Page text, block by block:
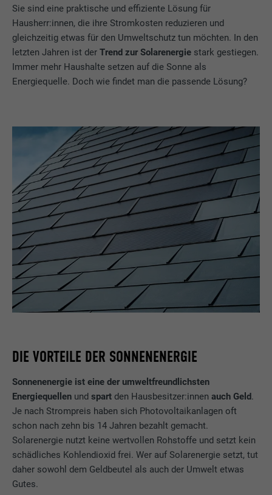
Sie sind eine praktische und effiziente Lösung für
Hausherr:innen, die ihre Stromkosten reduzieren und
gleichzeitig etwas für den Umweltschutz tun möchten. In den
letzten Jahren ist der Trend zur Solarenergie stark gestiegen.
Immer mehr Haushalte setzen auf die Sonne als
Energiequelle. Doch wie findet man die passende Lösung?
DIE VORTEILE DER SONNENENERGIE
Sonnenenergie ist eine der umweltfreundlichsten
Energiequellen undspart den Hausbesitzer:innenauch Geld.
Je nach Strompreis haben sich Photovoltaikanlagen oft
schon nach zehn bis 14 Jahren bezahlt gemacht.
Solarenergie nutzt keine wertvollen Rohstoffe und setzt kein
schädliches Kohlendioxid frei. Wer auf Solarenergie setzt, tut
daher sowohl dem Geldbeutel als auch der Umwelt etwas
Gutes.